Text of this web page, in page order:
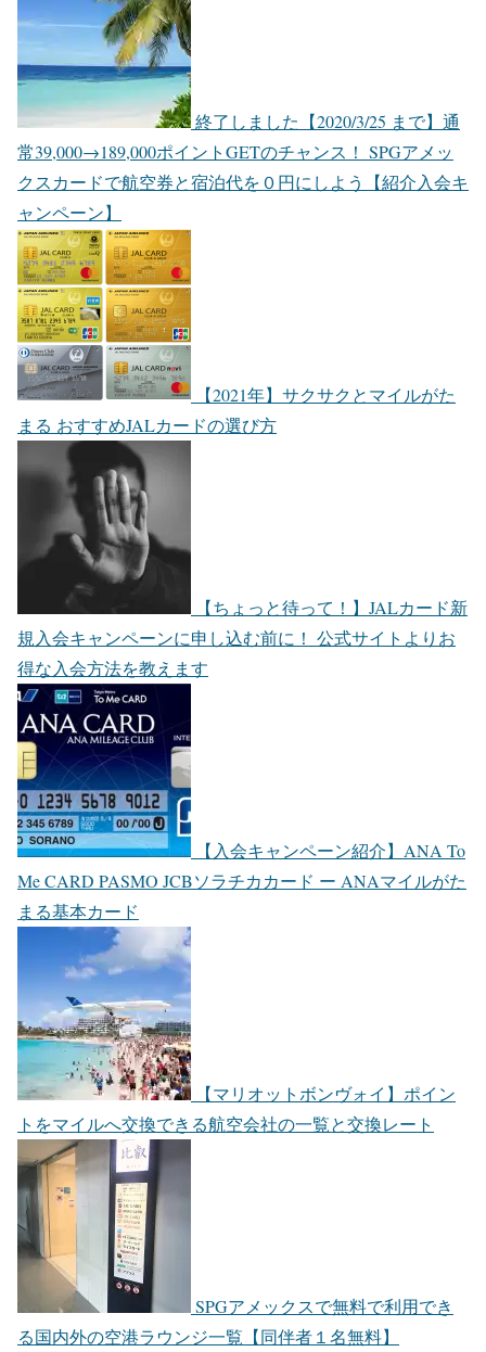
終了しました【2020/3/25 まで】通
常39,000→189,000ポイントGETのチャンス！ SPGアメッ
クスカードで航空券と宿泊代を０円にしよう【紹介入会キ
ャンペーン】
【2021年】サクサクとマイルがた
まる おすすめJALカードの選び方
【ちょっと待って！】JALカード新
規入会キャンペーンに申し込む前に！ 公式サイトよりお
得な入会方法を教えます
【入会キャンペーン紹介】ANA To
Me CARD PASMO JCBソラチカカード ー ANAマイルがた
まる基本カード
【マリオットボンヴォイ】ポイン
トをマイルへ交換できる航空会社の一覧と交換レート
SPGアメックスで無料で利用でき
る国内外の空港ラウンジ一覧【同伴者１名無料】